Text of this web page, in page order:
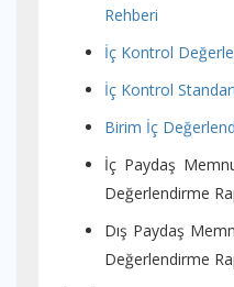
Rehberi
İç Kontrol
İç Kontrol
Birim İç
İç Paydaş
Değerlendirme
Dış Paydaş
Değerlendirme